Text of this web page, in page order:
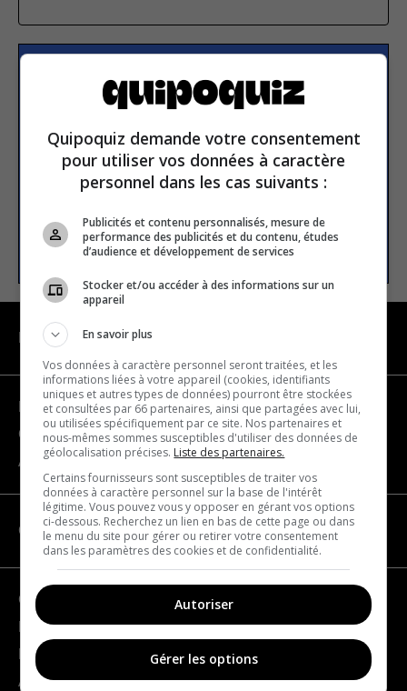
Subscribe to our
newsletter
Email address
SUBSCRIBE
NAVIGATION
Become a partner
Contact us
About us
CATEGORIES
Geography
France
Europe
Americas
Quipoquiz demande votre consentement
pour utiliser vos données à caractère
personnel dans les cas suivants :
Publicités et contenu personnalisés, mesure de
performance des publicités et du contenu, études
d’audience et développement de services
Stocker et/ou accéder à des informations sur un
appareil
En savoir plus
Vos données à caractère personnel seront traitées, et les
informations liées à votre appareil (cookies, identifiants
uniques et autres types de données) pourront être stockées
et consultées par 66 partenaires, ainsi que partagées avec lui,
ou utilisées spécifiquement par ce site. Nos partenaires et
nous-mêmes sommes susceptibles d'utiliser des données de
géolocalisation précises. Liste des partenaires.
Certains fournisseurs sont susceptibles de traiter vos
données à caractère personnel sur la base de l'intérêt
légitime. Vous pouvez vous y opposer en gérant vos options
ci-dessous. Recherchez un lien en bas de cette page ou dans
le menu du site pour gérer ou retirer votre consentement
dans les paramètres des cookies et de confidentialité.
Autoriser
Gérer les options